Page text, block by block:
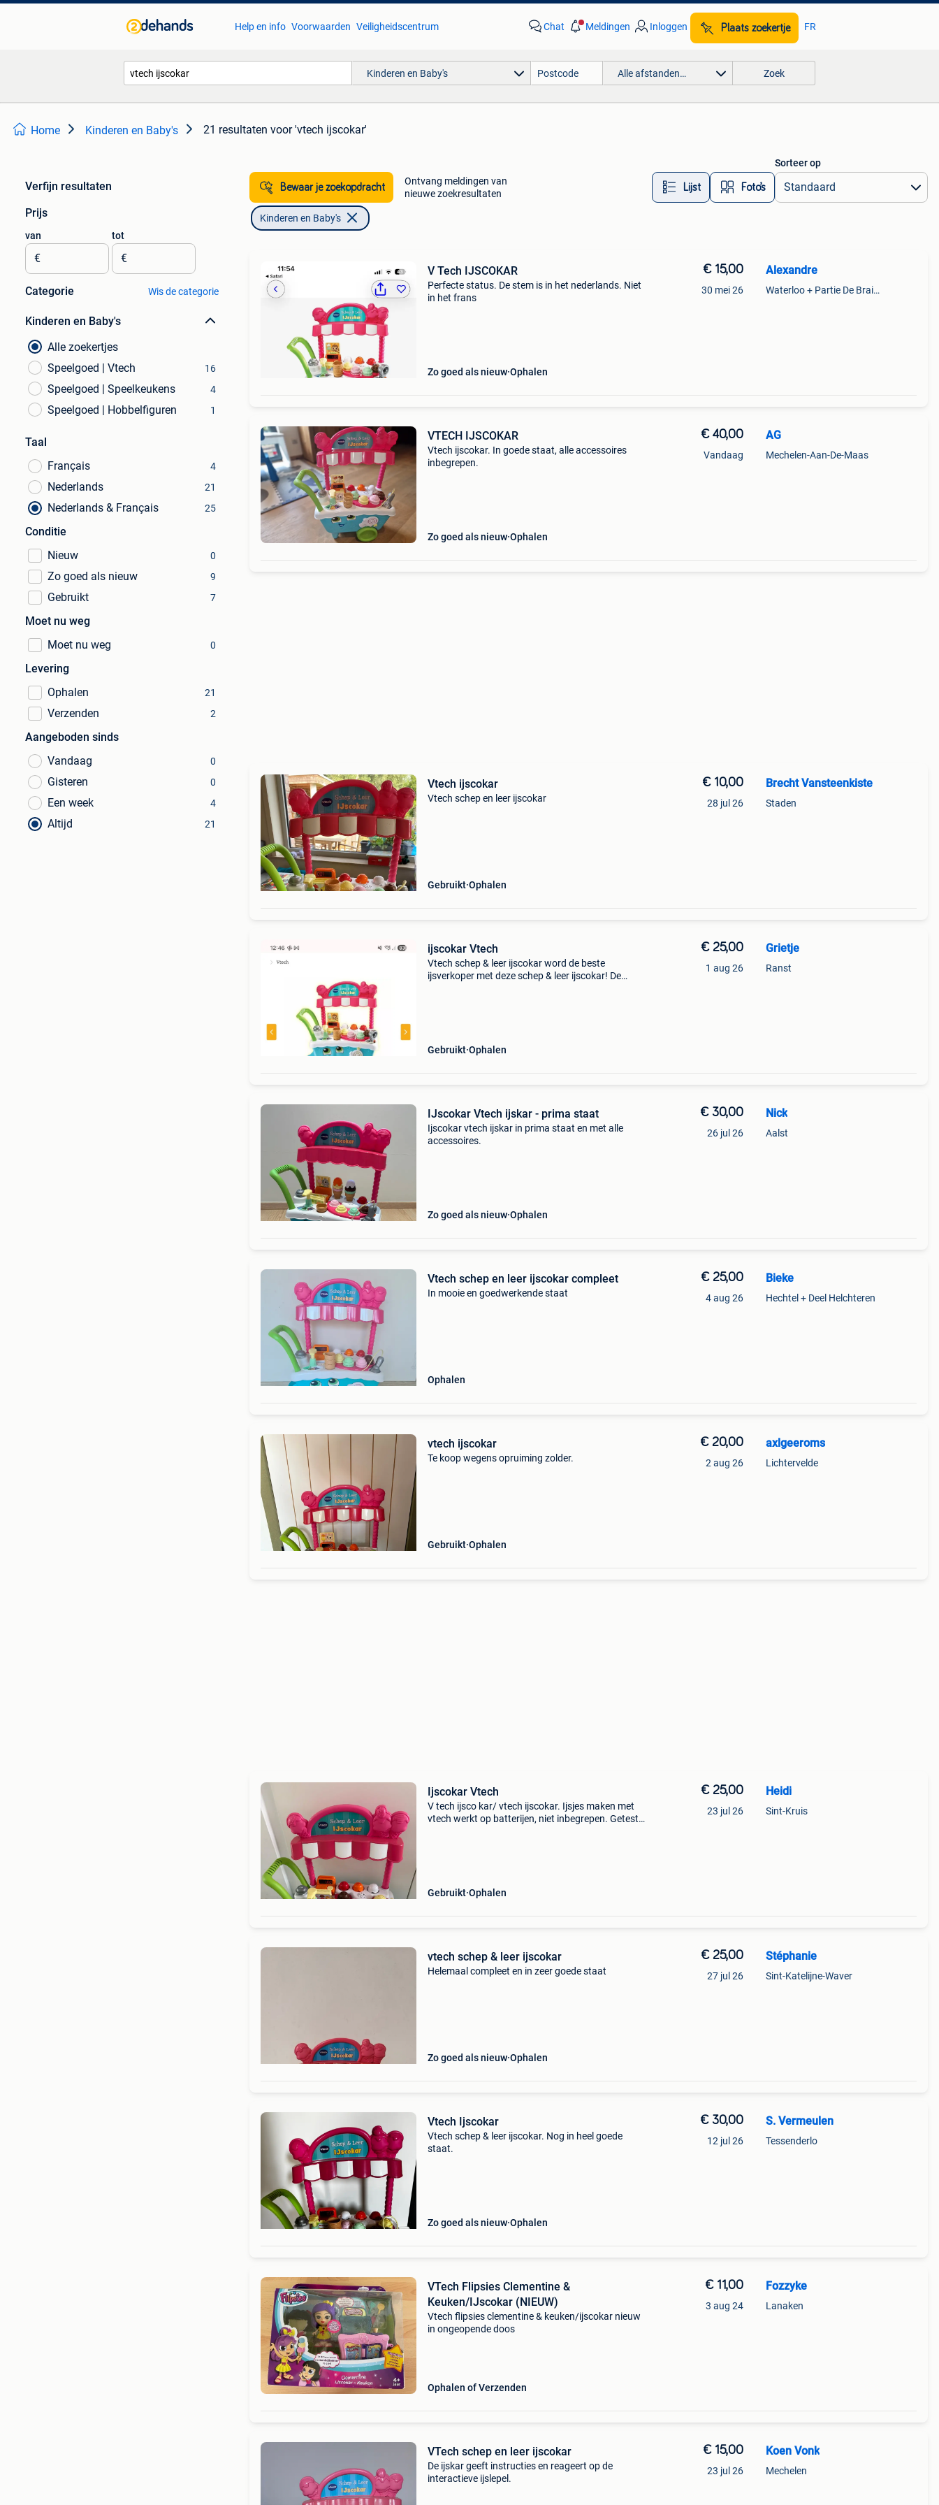
Help en info Voorwaarden Veiligheidscentrum Chat Meldingen Inloggen Plaats zoekertje FR
Kinderen en Baby's Alle afstanden… Zoek
Home Kinderen en Baby's 21 resultaten voor 'vtech ijscokar'
Verfijn resultaten
Prijs
van
€
tot
€
Categorie Wis de categorie
Kinderen en Baby's
Alle zoekertjes
Speelgoed | Vtech
16
Speelgoed | Speelkeukens 4
Speelgoed | Hobbelfiguren 1
Taal
Français
4
Nederlands 21
Nederlands & Français 25
Conditie
Nieuw
0
Zo goed als nieuw 9
Gebruikt 7
Moet nu weg
Moet nu weg
0
Levering
Ophalen
21
Verzenden 2
Aangeboden sinds
Vandaag
0
Gisteren 0
Een week 4
Altijd 21
Bewaar je zoekopdracht
Ontvang meldingen van
nieuwe zoekresultaten
Lijst Foto’s
Sorteer op
Kinderen en Baby's
V Tech IJSCOKAR
Perfecte status. De stem is in het nederlands. Niet
in het frans
Zo goed als nieuw Ophalen
€ 15,00
30 mei 26
Alexandre
Waterloo + Partie De Braine-L'Alleud, De Ohain
VTECH IJSCOKAR
Vtech ijscokar. In goede staat, alle accessoires
inbegrepen.
Zo goed als nieuw Ophalen
€ 40,00
Vandaag
AG
Mechelen-Aan-De-Maas
Vtech ijscokar
Vtech schep en leer ijscokar
Gebruikt Ophalen
€ 10,00
28 jul 26
Brecht Vansteenkiste
Staden
ijscokar Vtech
Vtech schep & leer ijscokar word de beste
ijsverkoper met deze schep & leer ijscokar! De
Gebruikt Ophalen
€ 25,00
1 aug 26
Grietje
Ranst
IJscokar Vtech ijskar - prima staat
Ijscokar vtech ijskar in prima staat en met alle
accessoires.
Zo goed als nieuw Ophalen
€ 30,00
26 jul 26
Nick
Aalst
Vtech schep en leer ijscokar compleet
In mooie en goedwerkende staat
Ophalen
€ 25,00
4 aug 26
Bieke
Hechtel + Deel Helchteren
vtech ijscokar
Te koop wegens opruiming zolder.
Gebruikt Ophalen
€ 20,00
2 aug 26
axlgeeroms
Lichtervelde
Ijscokar Vtech
V tech ijsco kar/ vtech ijscokar. Ijsjes maken met
vtech werkt op batterijen, niet inbegrepen. Getest
Gebruikt Ophalen
€ 25,00
23 jul 26
Heidi
Sint-Kruis
vtech schep & leer ijscokar
Helemaal compleet en in zeer goede staat
Zo goed als nieuw Ophalen
€ 25,00
27 jul 26
Stéphanie
Sint-Katelijne-Waver
Vtech Ijscokar
Vtech schep & leer ijscokar. Nog in heel goede
staat.
Zo goed als nieuw Ophalen
€ 30,00
12 jul 26
S. Vermeulen
Tessenderlo
VTech Flipsies Clementine &
Keuken/IJscokar (NIEUW)
Vtech flipsies clementine & keuken/ijscokar nieuw
in ongeopende doos
Ophalen of Verzenden
€ 11,00
3 aug 24
Fozzyke
Lanaken
VTech schep en leer ijscokar
De ijskar geeft instructies en reageert op de
interactieve ijslepel.
€ 15,00
23 jul 26
Koen Vonk
Mechelen